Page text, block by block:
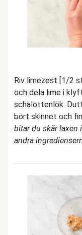
Riv limezest [1/2
och dela lime i
schalottenlök.
bort skinnet och
bitar du skär laxen
andra